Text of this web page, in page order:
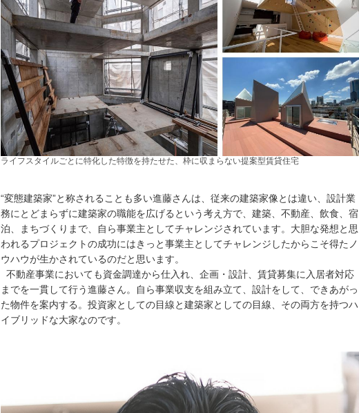
ライフスタイルごとに特化した特徴を持たせた、枠に収まらない提案型賃貸住宅
“変態建築家”と称されることも多い進藤さんは、従来の建築家像とは違い、設計業
務にとどまらずに建築家の職能を広げるという考え方で、建築、不動産、飲食、宿
泊、まちづくりまで、自ら事業主としてチャレンジされています。大胆な発想と思
われるプロジェクトの成功にはきっと事業主としてチャレンジしたからこそ得たノ
ウハウが生かされているのだと思います。
不動産事業においても資金調達から仕入れ、企画・設計、賃貸募集に入居者対応
までを一貫して行う進藤さん。自ら事業収支を組み立て、設計をして、できあがっ
た物件を案内する。投資家としての目線と建築家としての目線、その両方を持つハ
イブリッドな大家なのです。